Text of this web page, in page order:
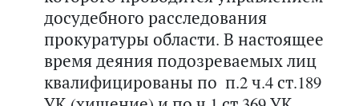
досудебного расследования
прокуратуры области. В настоящее
время деяния подозреваемых лиц
квалифицированы по п.2 ч.4 ст.189